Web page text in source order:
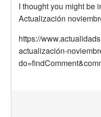
I thought you might be
Actualización
https://
actualización-